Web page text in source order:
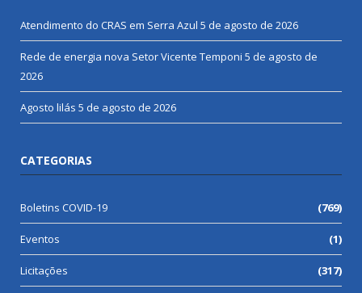
Atendimento do CRAS em Serra Azul 5 de agosto de 2026
Rede de energia nova Setor Vicente Temponi 5 de agosto de
2026
Agosto lilás 5 de agosto de 2026
CATEGORIAS
Boletins COVID-19 (769)
Eventos (1)
Licitações (317)